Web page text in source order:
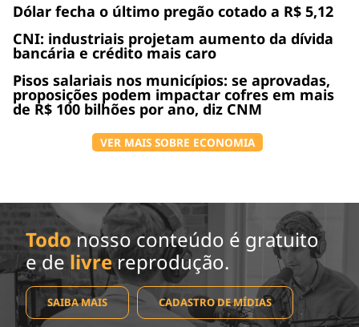
Dólar fecha o último pregão cotado a R$ 5,12
CNI: industriais projetam aumento da dívida
bancária e crédito mais caro
Pisos salariais nos municípios: se aprovadas,
proposições podem impactar cofres em mais
de R$ 100 bilhões por ano, diz CNM
VER MAIS SOBRE ECONOMIA
Todo nosso conteúdo é gratuito
e de livrereprodução.
SAIBA MAIS CADASTRO DE MÍDIAS